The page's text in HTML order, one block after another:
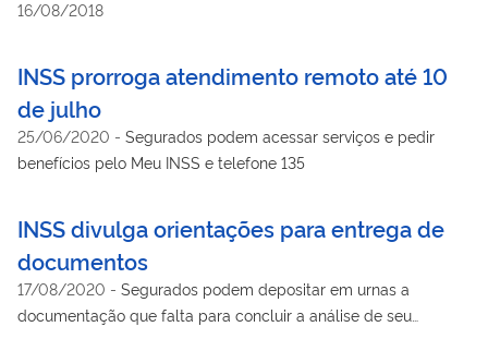
16/08/2018
INSS prorroga atendimento remoto até 10
de julho
25/06/2020 - Segurados podem acessar serviços e pedir
benefícios pelo Meu INSS e telefone 135
INSS divulga orientações para entrega de
documentos
17/08/2020 - Segurados podem depositar em urnas a
documentação que falta para concluir a análise de seu